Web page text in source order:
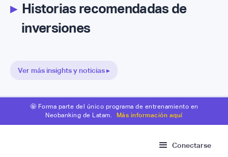
▸Historias recomendadas de
inversiones
Ver más insights y noticias ▸
🤩 Forma parte del único programa de entrenamiento en
Neobanking de Latam.
Más información aquí
Conectarse